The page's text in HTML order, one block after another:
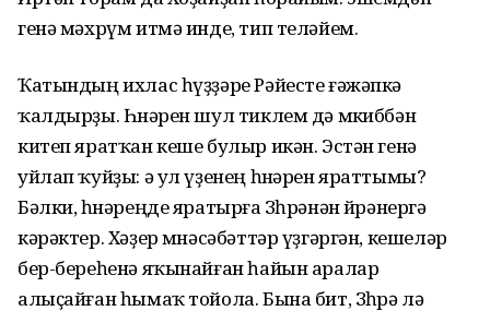
генә мәхрүм итмә инде, тип теләйем.
Ҡатындың ихлас һүҙҙәре Рәйесте ғәжәпкә
ҡалдырҙы. Һөнәрен шул тиклем дә мөкиббән
китеп яратҡан кеше булыр икән. Эстән генә
уйлап ҡуйҙы: ә ул үҙенең һөнәрен яраттымы?
Бәлки, һөнәреңде яратырға Зөһрәнән өйрәнергә
кәрәктер. Хәҙер мөнәсәбәттәр үҙгәргән, кешеләр
бер-береһенә яҡынайған һайын аралар
алыҫайған һымаҡ тойола. Бына бит, Зөһрә лә